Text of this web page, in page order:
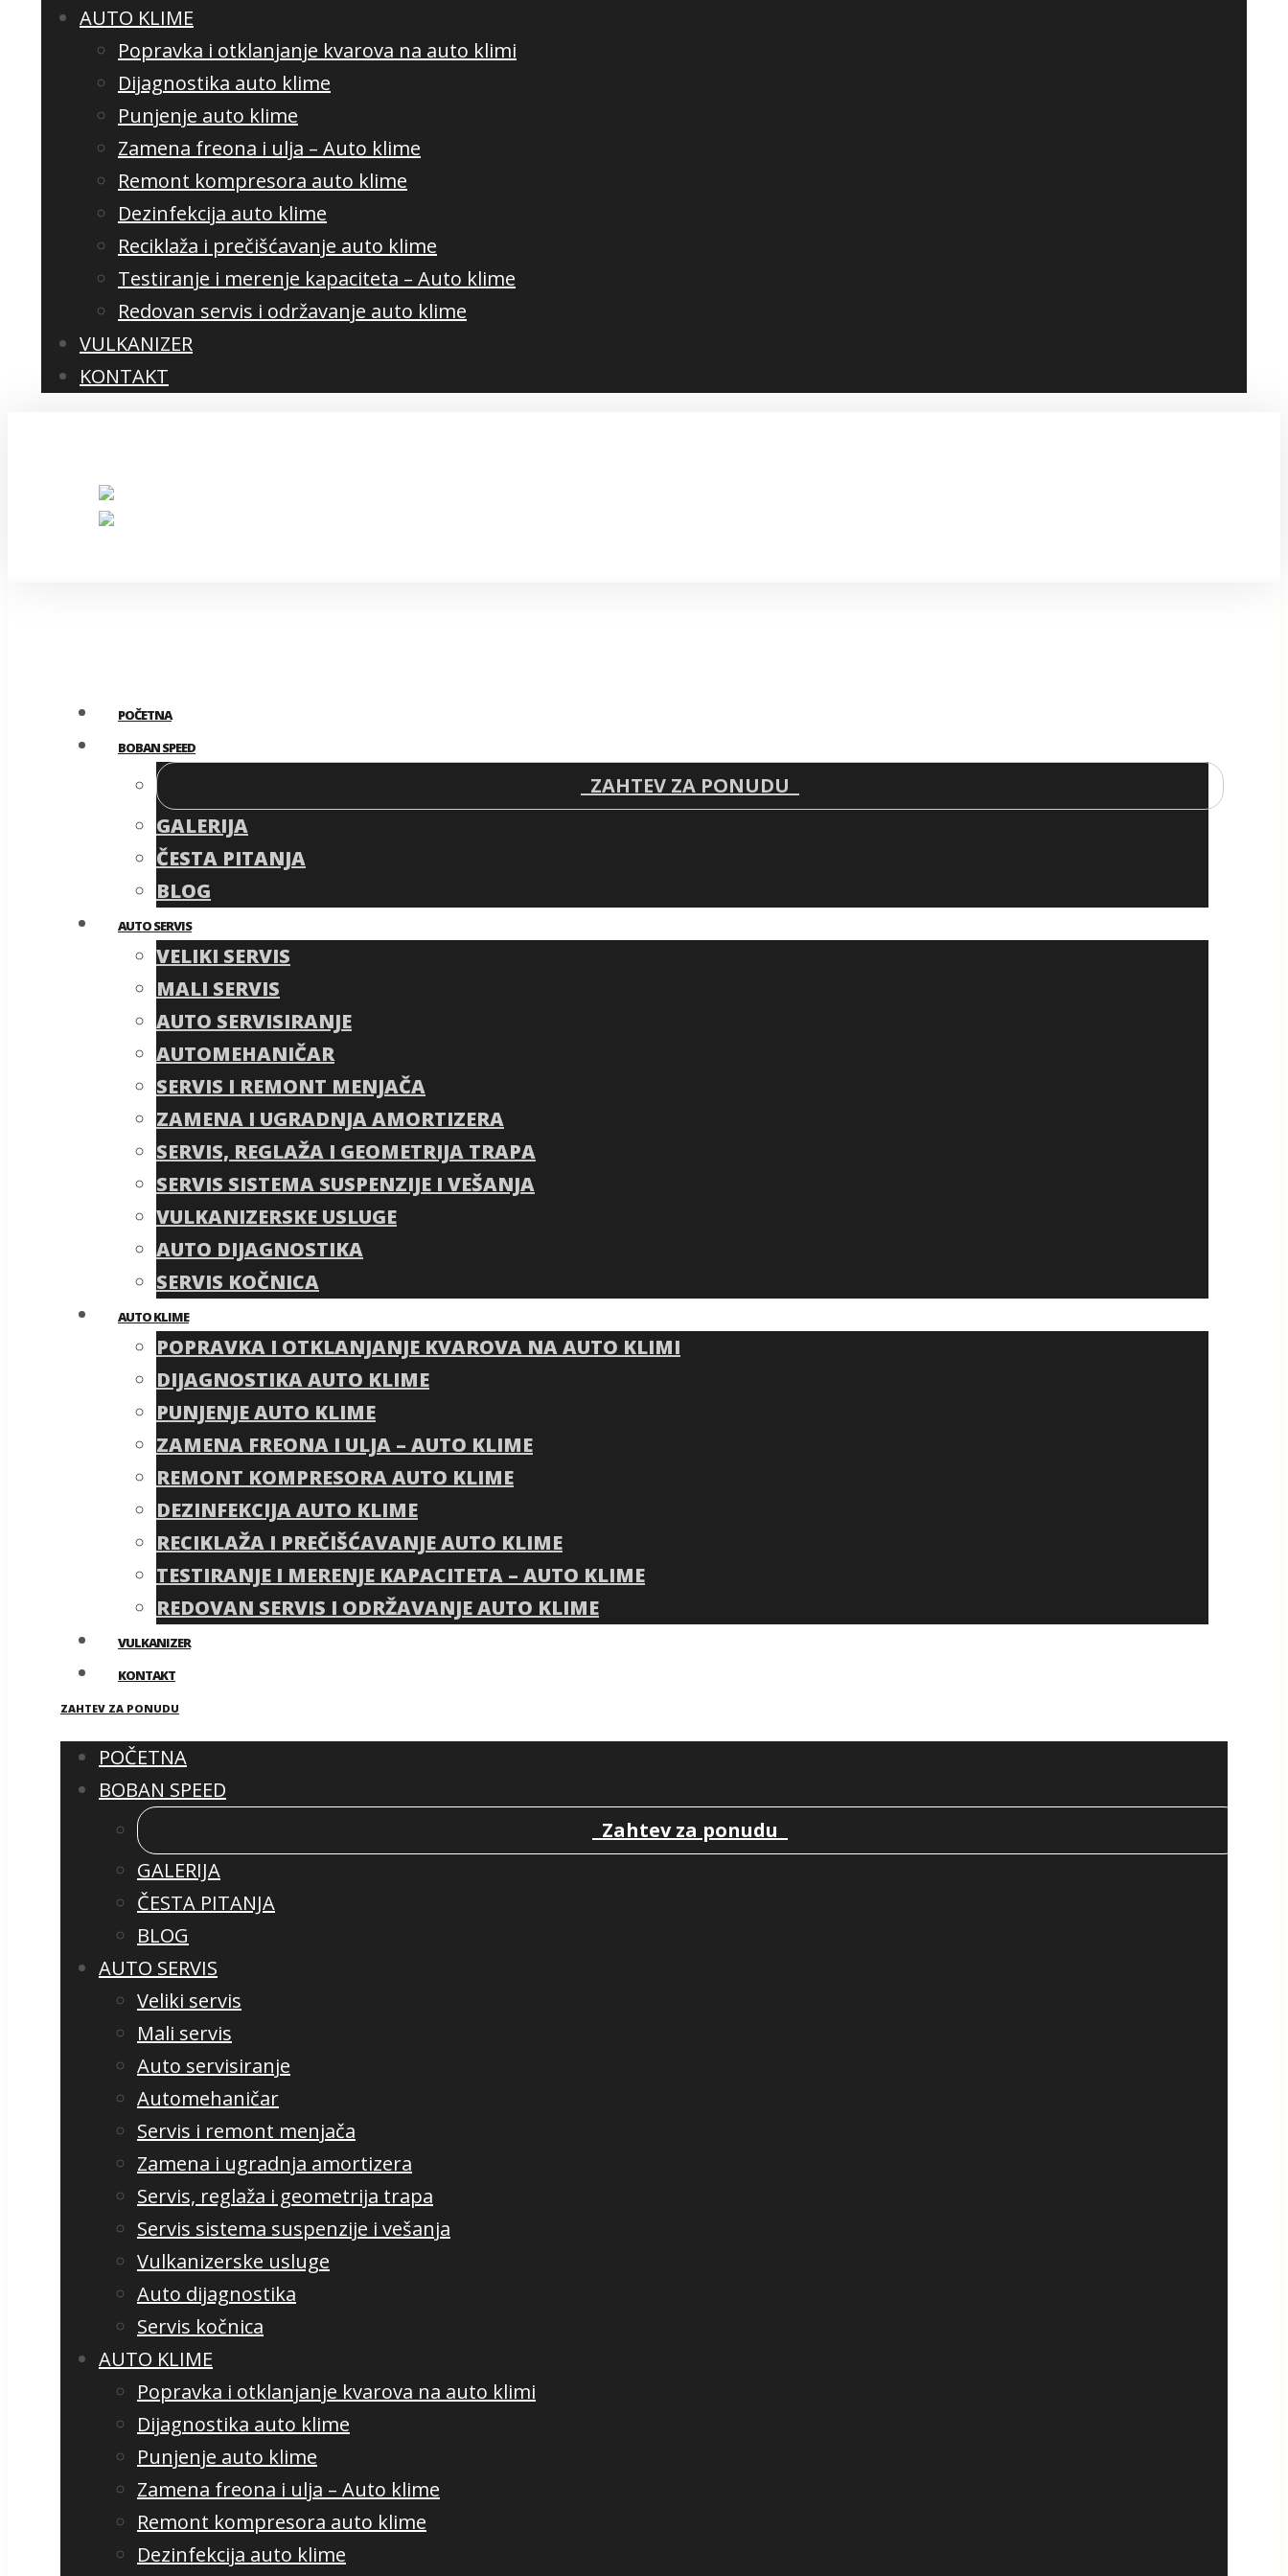
AUTO KLIME
Popravka i otklanjanje kvarova na auto klimi
Dijagnostika auto klime
Punjenje auto klime
Zamena freona i ulja – Auto klime
Remont kompresora auto klime
Dezinfekcija auto klime
Reciklaža i prečišćavanje auto klime
Testiranje i merenje kapaciteta – Auto klime
Redovan servis i održavanje auto klime
VULKANIZER
KONTAKT
POČETNA
BOBAN SPEED
ZAHTEV ZA PONUDU
GALERIJA
ČESTA PITANJA
BLOG
AUTO SERVIS
VELIKI SERVIS
MALI SERVIS
AUTO SERVISIRANJE
AUTOMEHANIČAR
SERVIS I REMONT MENJAČA
ZAMENA I UGRADNJA AMORTIZERA
SERVIS, REGLAŽA I GEOMETRIJA TRAPA
SERVIS SISTEMA SUSPENZIJE I VEŠANJA
VULKANIZERSKE USLUGE
AUTO DIJAGNOSTIKA
SERVIS KOČNICA
AUTO KLIME
POPRAVKA I OTKLANJANJE KVAROVA NA AUTO KLIMI
DIJAGNOSTIKA AUTO KLIME
PUNJENJE AUTO KLIME
ZAMENA FREONA I ULJA – AUTO KLIME
REMONT KOMPRESORA AUTO KLIME
DEZINFEKCIJA AUTO KLIME
RECIKLAŽA I PREČIŠĆAVANJE AUTO KLIME
TESTIRANJE I MERENJE KAPACITETA – AUTO KLIME
REDOVAN SERVIS I ODRŽAVANJE AUTO KLIME
VULKANIZER
KONTAKT
ZAHTEV ZA PONUDU
POČETNA
BOBAN SPEED
Zahtev za ponudu
GALERIJA
ČESTA PITANJA
BLOG
AUTO SERVIS
Veliki servis
Mali servis
Auto servisiranje
Automehaničar
Servis i remont menjača
Zamena i ugradnja amortizera
Servis, reglaža i geometrija trapa
Servis sistema suspenzije i vešanja
Vulkanizerske usluge
Auto dijagnostika
Servis kočnica
AUTO KLIME
Popravka i otklanjanje kvarova na auto klimi
Dijagnostika auto klime
Punjenje auto klime
Zamena freona i ulja – Auto klime
Remont kompresora auto klime
Dezinfekcija auto klime